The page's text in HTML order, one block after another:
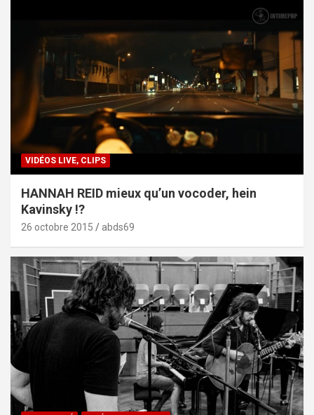
VIDÉOS LIVE, CLIPS
HANNAH REID mieux qu’un vocoder, hein
Kavinsky !?
26 octobre 2015 abds69